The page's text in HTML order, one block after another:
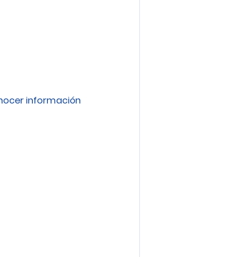
información